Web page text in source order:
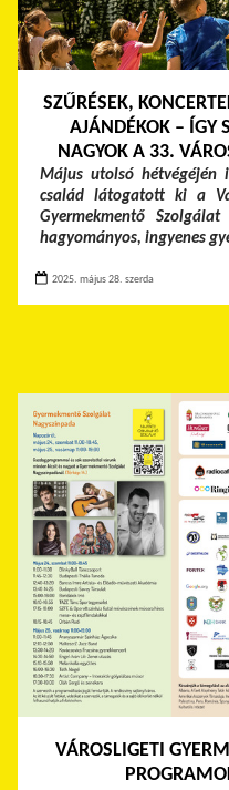
SZŰRÉSEK,
AJÁNDÉKOK – ÍGY
NAGYOK A 33.
Május utolsó hétvégéjén
család látogatott ki a
Gyermekmentő
hagyományos, ingyenes
2025. május 28. szerda
VÁROSLIGETI